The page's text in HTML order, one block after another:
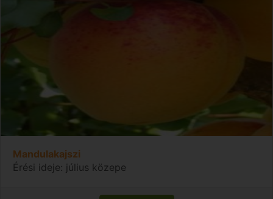
Mandulakajszi
Érési ideje: július közepe